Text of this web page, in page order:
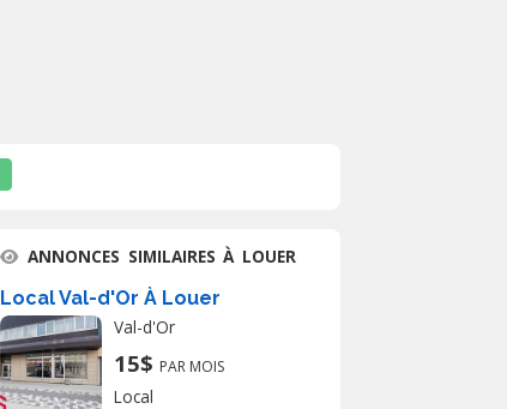
ANNONCES SIMILAIRES À LOUER
Local Val-d'Or À Louer
Val-d'Or
15$ PAR MOIS
Local